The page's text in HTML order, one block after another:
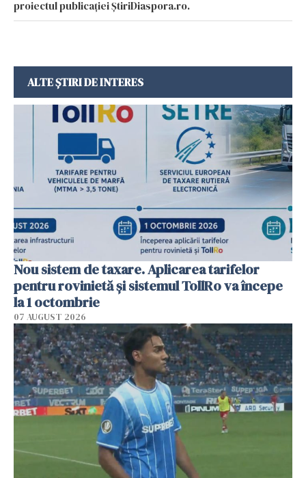
proiectul publicației ȘtiriDiaspora.ro.
ALTE ȘTIRI DE INTERES
Nou sistem de taxare. Aplicarea tarifelor
pentru rovinietă şi sistemul TollRo va începe
la 1 octombrie
07 AUGUST 2026